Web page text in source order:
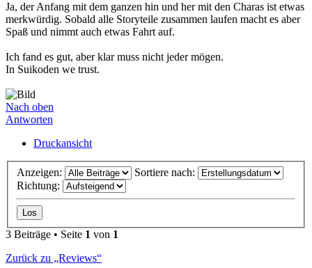
Ja, der Anfang mit dem ganzen hin und her mit den Charas ist etwas
merkwürdig. Sobald alle Storyteile zusammen laufen macht es aber
Spaß und nimmt auch etwas Fahrt auf.
Ich fand es gut, aber klar muss nicht jeder mögen.
In Suikoden we trust.
Nach oben
Antworten
Druckansicht
Anzeigen:
Sortiere nach:
Richtung:
3 Beiträge • Seite 1 von 1
Zurück zu „Reviews“